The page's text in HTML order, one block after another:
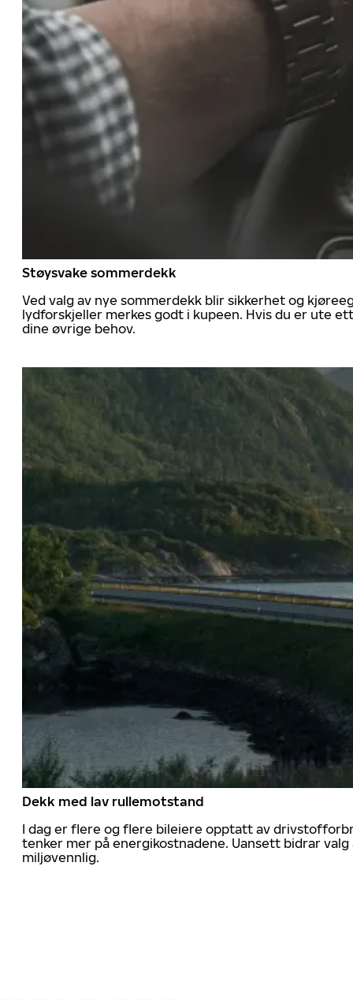
Støysvake sommerdekk
Ved valg av nye sommerdekk blir sikkerhet og
lydforskjeller merkes godt i kupeen. Hvis du er ute
dine øvrige behov.
Dekk med lav rullemotstand
I dag er flere og flere bileiere opptatt av
tenker mer på energikostnadene. Uansett bidrar
miljøvennlig.